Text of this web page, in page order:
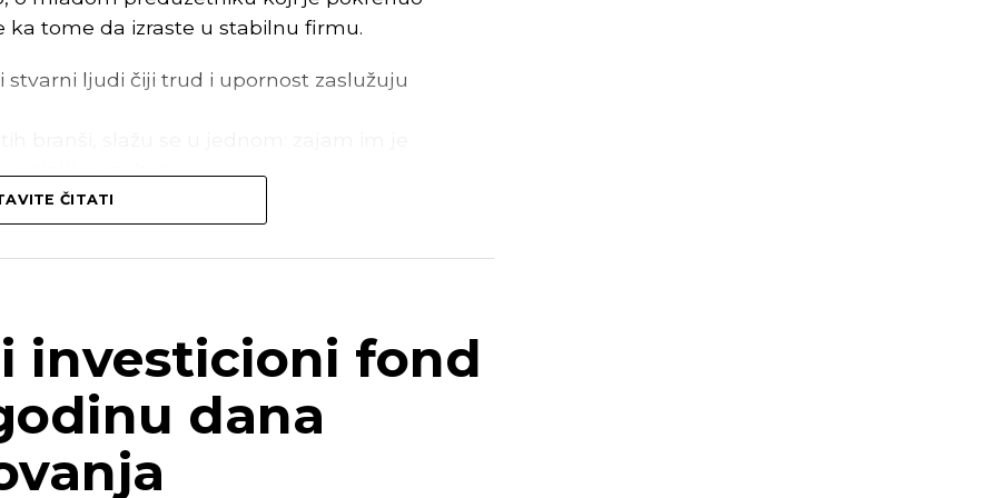
ka tome da izraste u stabilnu firmu.
ljudi čiji trud i upornost zaslužuju
pomoć – bio je pokretač da hrabro
mašine i proširili gazdinstvo,
i efikasnosti.”
ČITATI
investicioni fond
dana